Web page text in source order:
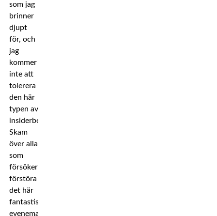
som jag
brinner
djupt
för, och
jag
kommer
inte att
tolerera
den här
typen av
insiderbeteende.
Skam
över alla
som
försöker
förstöra
det här
fantastiska
evenemanget.”